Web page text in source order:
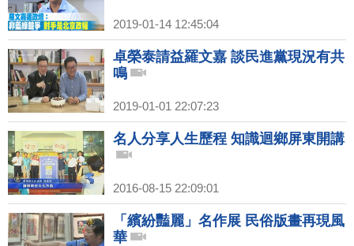
2019-01-14 12:45:04
卓榮泰請益羅文嘉 談民進黨現況有共
鳴
2019-01-01 22:07:23
名人分享人生歷程 知識迴鄉屏東開講
2016-08-15 22:09:01
「繽紛豔麗」名作展 民俗版畫再現風
華